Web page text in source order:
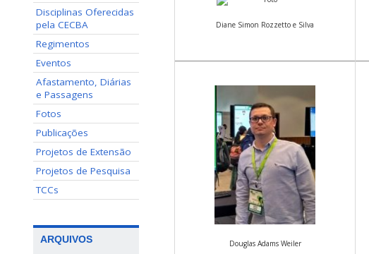
Disciplinas Oferecidas
pela CECBA
Regimentos
Eventos
Afastamento, Diárias
e Passagens
Fotos
Publicações
Projetos de Extensão
Projetos de Pesquisa
TCCs
ARQUIVOS
Diane Simon Rozzetto e Silva
Douglas Adams Weiler